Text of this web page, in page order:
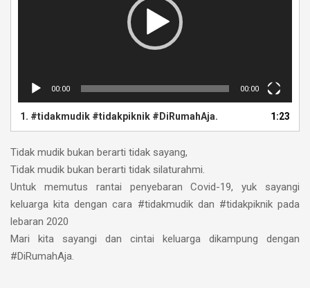
00:00 00:00
1. #tidakmudik #tidakpiknik #DiRumahAja. 1:23
Tidak mudik bukan berarti tidak sayang,
Tidak mudik bukan berarti tidak silaturahmi.
Untuk memutus rantai penyebaran Covid-19, yuk sayangi
keluarga kita dengan cara #tidakmudik dan #tidakpiknik pada
lebaran 2020
Mari kita sayangi dan cintai keluarga dikampung dengan
#DiRumahAja.